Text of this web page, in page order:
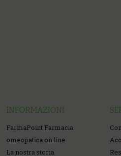
INFORMAZIONI
FarmaPoint Farmacia
omeopatica on line
La nostra storia